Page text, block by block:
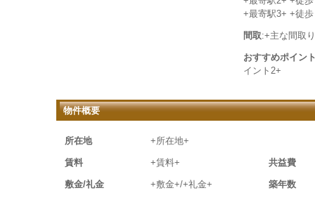
+最寄駅3+ +徒
間取:+主な間取
おすすめポイン
イント2+
物件概要
所在地 +所在地+
賃料 +賃料+ 共益費
敷金/礼金 +敷金+/+礼金+ 築年数